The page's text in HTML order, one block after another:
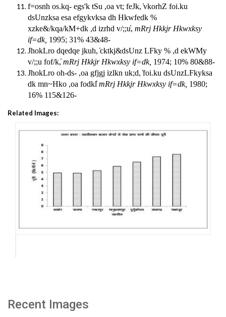
f=osnh os.kq- egs'k tSu ,oa vt; feJk, vkorhZ foi.ku
dsUnzksa esa efgykvksa dh Hkwfedk %
xzke&/kqa/kM+dk ,d izrhd v/;;u̓, mRrj Hkkjr Hkwxksy
if=dk, 1995; 31% 43&48-
JhokLro dqedqe jkuh, cktkj&dsUnz LFky % ,d ekWMy
v/;;u fof/k,̓ mRrj Hkkjr Hkwxksy if=dk, 1974; 10% 80&88-
JhokLro oh-ds- ,oa gfjgj izlkn uk;d, foi.ku dsUnzLFkyksa
dk mn~Hko ,oa fodkl mRrj Hkkjr Hkwxksy if=dk, 1980;
16% 115&126-
Related Images:
Recent Images